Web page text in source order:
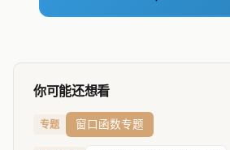
你可能还想看
专题 窗口函数专题